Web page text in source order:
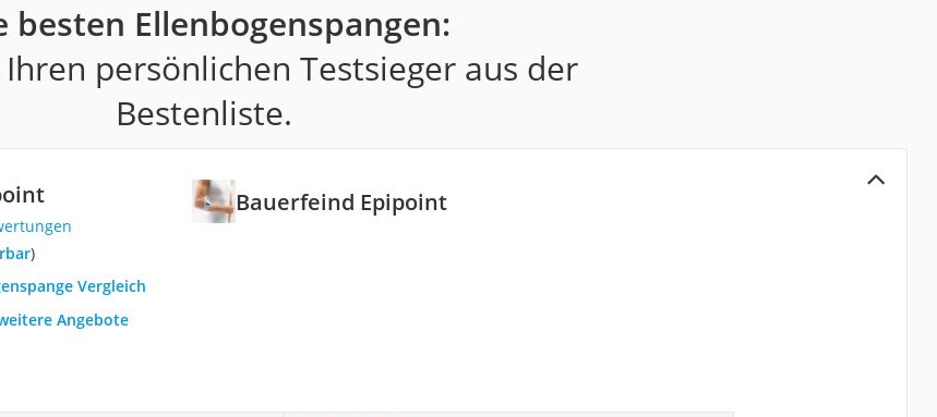
besten Ellenbogenspangen:
persönlichen Testsieger aus der
Bestenliste.
Bauerfeind Epipoint
)
Vergleich
Angebote